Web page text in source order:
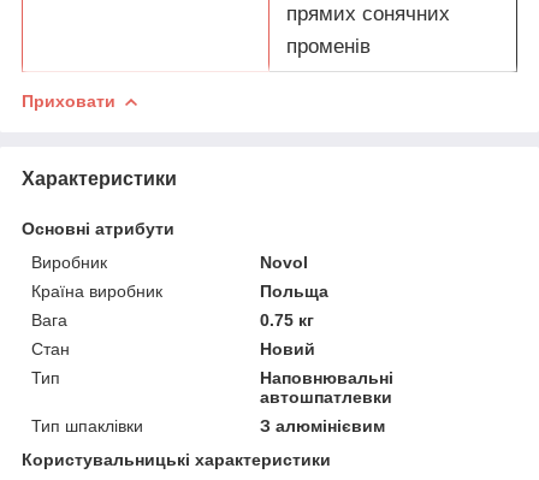
прямих сонячних
променів
Приховати
Характеристики
Основні атрибути
Виробник
Novol
Країна виробник
Польща
Вага
0.75 кг
Стан
Новий
Тип
Наповнювальні
автошпатлевки
Тип шпаклівки
З алюмінієвим
Користувальницькі характеристики